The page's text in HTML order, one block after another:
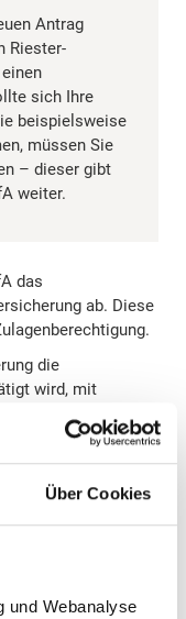
Über Cookies
und Webanalyse
Antrag
Riester-
sich Ihre
beispielsweise
müssen Sie
– dieser gibt
weiter.
das
ab. Diese
die
wird, mit
haben, verlangt
zurück. Dafür
der die gewährten
erstattete